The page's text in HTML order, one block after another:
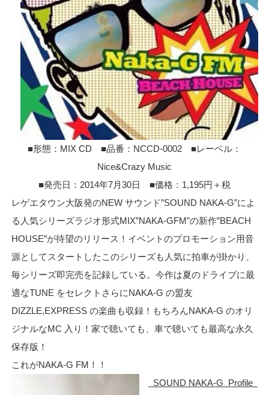
■形態：MIX CD ■品番：NCCD-0002 ■レーベル：
Nice&Crazy Music
■発売日：2014年7月30日 ■価格：1,195円＋税
レゲエタウン大阪発のNEW サウンド”SOUND NAKA-G”によ
る人気シリーズラジオ形式MIX”NAKA-GFM”の新作”BEACH
HOUSE”が待望のリリース！イベントのプロモーション用音
源としてスタートしたこのシリーズも人気に拍車が掛かり、
毎シリーズ即完売を記録している。今作は夏のドライブに最
適なTUNE をセレクトさらにNAKA-G の盟友
DIZZLE,EXPRESS の楽曲も収録！もちろんNAKA-G のオリ
ジナルなMC 入り！家で聴いても、車で聴いても最高な永久
保存版！
これがNAKA-G FM！！
SOUND NAKA-G Profile